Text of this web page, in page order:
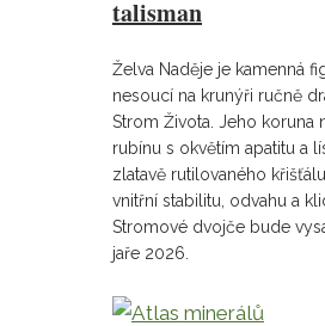
talisman
Želva Naděje je kamenná
nesoucí na krunýři ručně
Strom Života. Jeho koruna
rubínu s okvětím apatitu a
zlatavě rutilovaného
vnitřní stabilitu, odvahu a
Stromové dvojče bude
jaře 2026.